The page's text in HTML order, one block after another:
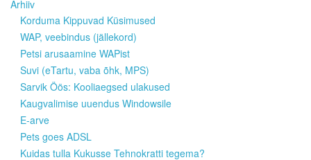
Arhiiv
Korduma Kippuvad Küsimused
WAP, veebindus (jällekord)
Petsi arusaamine WAPist
Suvi (eTartu, vaba õhk, MPS)
Sarvik Öös: Kooliaegsed ulakused
Kaugvalimise uuendus Windowsile
E-arve
Pets goes ADSL
Kuidas tulla Kukusse Tehnokratti tegema?